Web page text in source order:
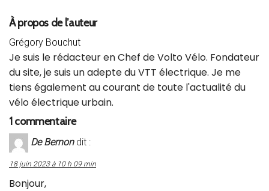
À propos de l’auteur
Grégory Bouchut
Je suis le rédacteur en Chef de Volto Vélo. Fondateur
du site, je suis un adepte du VTT électrique. Je me
tiens également au courant de toute l'actualité du
vélo électrique urbain.
1 commentaire
De Bernon dit :
18 juin 2023 à 10 h 09 min
Bonjour,